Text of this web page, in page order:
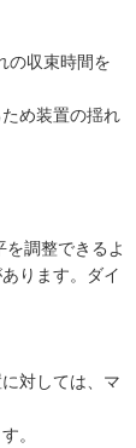
の収束時間を
め装置の揺れ
調整できるよ
ります。ダイ
対しては、マ
。